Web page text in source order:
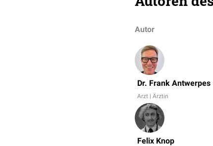
Autor
Dr. Frank Antwerpes
Arzt | Ärztin
Felix Knop